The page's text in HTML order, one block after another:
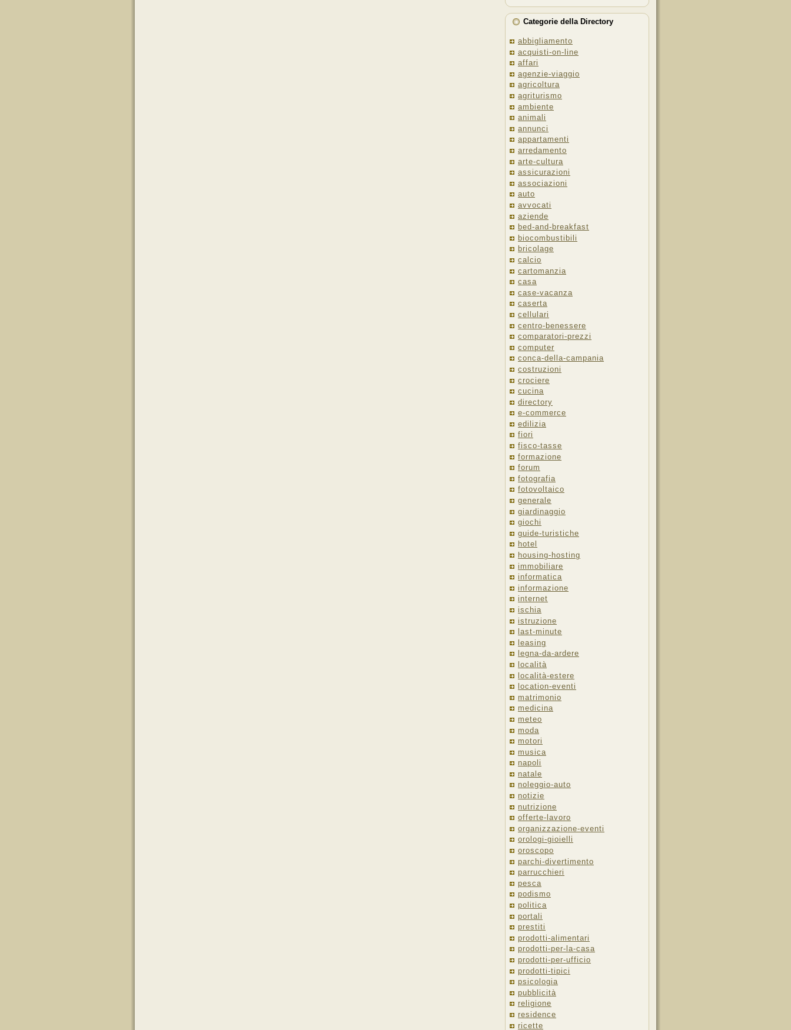
Categorie della Directory
abbigliamento
acquisti-on-line
affari
agenzie-viaggio
agricoltura
agriturismo
ambiente
animali
annunci
appartamenti
arredamento
arte-cultura
assicurazioni
associazioni
auto
avvocati
aziende
bed-and-breakfast
biocombustibili
bricolage
calcio
cartomanzia
casa
case-vacanza
caserta
cellulari
centro-benessere
comparatori-prezzi
computer
conca-della-campania
costruzioni
crociere
cucina
directory
e-commerce
edilizia
fiori
fisco-tasse
formazione
forum
fotografia
fotovoltaico
generale
giardinaggio
giochi
guide-turistiche
hotel
housing-hosting
immobiliare
informatica
informazione
internet
ischia
istruzione
last-minute
leasing
legna-da-ardere
località
località-estere
location-eventi
matrimonio
medicina
meteo
moda
motori
musica
napoli
natale
noleggio-auto
notizie
nutrizione
offerte-lavoro
organizzazione-eventi
orologi-gioielli
oroscopo
parchi-divertimento
parrucchieri
pesca
podismo
politica
portali
prestiti
prodotti-alimentari
prodotti-per-la-casa
prodotti-per-ufficio
prodotti-tipici
psicologia
pubblicità
religione
residence
ricette